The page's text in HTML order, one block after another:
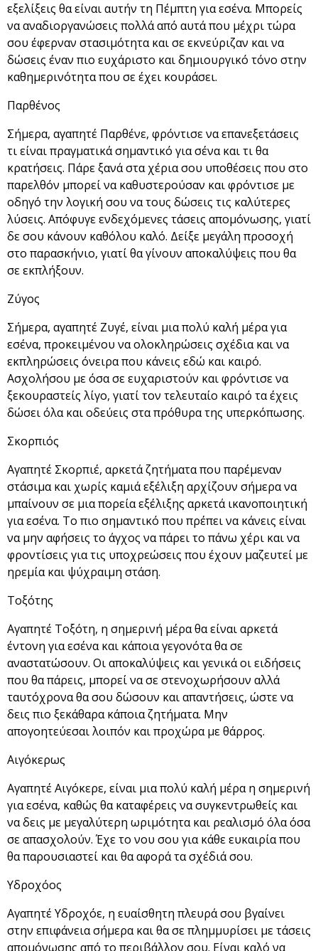
εξελίξεις θα είναι αυτήν τη Πέμπτη για εσένα. Μπορείς
να αναδιοργανώσεις πολλά από αυτά που μέχρι τώρα
σου έφερναν στασιμότητα και σε εκνεύριζαν και να
δώσεις έναν πιο ευχάριστο και δημιουργικό τόνο στην
καθημερινότητα που σε έχει κουράσει.
Παρθένος
Σήμερα, αγαπητέ Παρθένε, φρόντισε να επανεξετάσεις
τι είναι πραγματικά σημαντικό για σένα και τι θα
κρατήσεις. Πάρε ξανά στα χέρια σου υποθέσεις που στο
παρελθόν μπορεί να καθυστερούσαν και φρόντισε με
οδηγό την λογική σου να τους δώσεις τις καλύτερες
λύσεις. Απόφυγε ενδεχόμενες τάσεις απομόνωσης, γιατί
δε σου κάνουν καθόλου καλό. Δείξε μεγάλη προσοχή
στο παρασκήνιο, γιατί θα γίνουν αποκαλύψεις που θα
σε εκπλήξουν.
Ζύγος
Σήμερα, αγαπητέ Ζυγέ, είναι μια πολύ καλή μέρα για
εσένα, προκειμένου να ολοκληρώσεις σχέδια και να
εκπληρώσεις όνειρα που κάνεις εδώ και καιρό.
Ασχολήσου με όσα σε ευχαριστούν και φρόντισε να
ξεκουραστείς λίγο, γιατί τον τελευταίο καιρό τα έχεις
δώσει όλα και οδεύεις στα πρόθυρα της υπερκόπωσης.
Σκορπιός
Αγαπητέ Σκορπιέ, αρκετά ζητήματα που παρέμεναν
στάσιμα και χωρίς καμιά εξέλιξη αρχίζουν σήμερα να
μπαίνουν σε μια πορεία εξέλιξης αρκετά ικανοποιητική
για εσένα. Το πιο σημαντικό που πρέπει να κάνεις είναι
να μην αφήσεις το άγχος να πάρει το πάνω χέρι και να
φροντίσεις για τις υποχρεώσεις που έχουν μαζευτεί με
ηρεμία και ψύχραιμη στάση.
Τοξότης
Αγαπητέ Τοξότη, η σημερινή μέρα θα είναι αρκετά
έντονη για εσένα και κάποια γεγονότα θα σε
αναστατώσουν. Οι αποκαλύψεις και γενικά οι ειδήσεις
που θα πάρεις, μπορεί να σε στενοχωρήσουν αλλά
ταυτόχρονα θα σου δώσουν και απαντήσεις, ώστε να
δεις πιο ξεκάθαρα κάποια ζητήματα. Μην
απογοητεύεσαι λοιπόν και προχώρα με θάρρος.
Αιγόκερως
Αγαπητέ Αιγόκερε, είναι μια πολύ καλή μέρα η σημερινή
για εσένα, καθώς θα καταφέρεις να συγκεντρωθείς και
να δεις με μεγαλύτερη ωριμότητα και ρεαλισμό όλα όσα
σε απασχολούν. Έχε το νου σου για κάθε ευκαιρία που
θα παρουσιαστεί και θα αφορά τα σχέδιά σου.
Υδροχόος
Αγαπητέ Υδροχόε, η ευαίσθητη πλευρά σου βγαίνει
στην επιφάνεια σήμερα και θα σε πλημμυρίσει με τάσεις
απομόνωσης από το περιβάλλον σου. Είναι καλό να